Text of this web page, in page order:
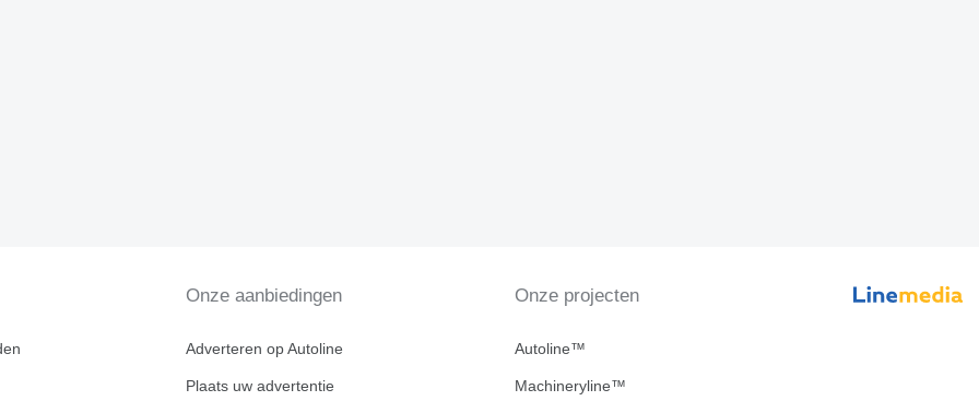
Onze aanbiedingen
Adverteren op Autoline
Plaats uw advertentie
Onze projecten
Autoline™
Machineryline™